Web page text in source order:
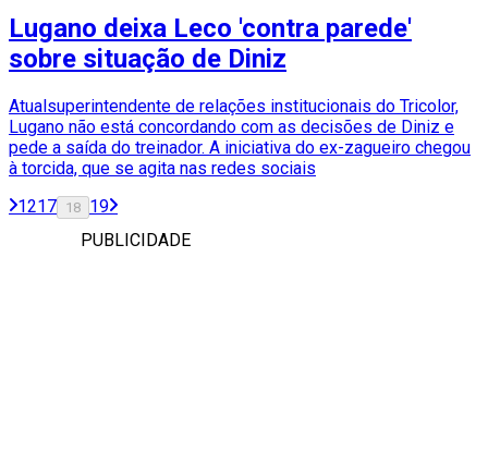
Lugano deixa Leco 'contra parede'
sobre situação de Diniz
Atualsuperintendente de relações institucionais do Tricolor,
Lugano não está concordando com as decisões de Diniz e
pede a saída do treinador. A iniciativa do ex-zagueiro chegou
à torcida, que se agita nas redes sociais
1217 18 19
PUBLICIDADE